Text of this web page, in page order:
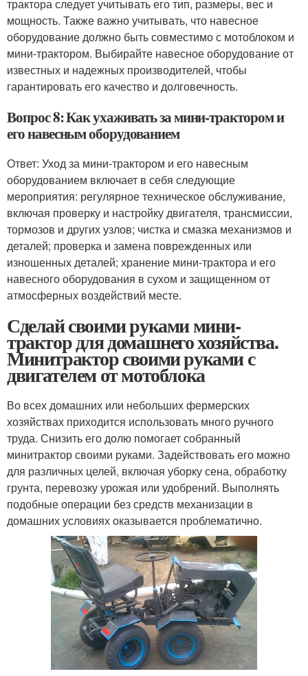
трактора следует учитывать его тип, размеры, вес и
мощность. Также важно учитывать, что навесное
оборудование должно быть совместимо с мотоблоком и
мини-трактором. Выбирайте навесное оборудование от
известных и надежных производителей, чтобы
гарантировать его качество и долговечность.
Вопрос 8: Как ухаживать за мини-трактором и
его навесным оборудованием
Ответ: Уход за мини-трактором и его навесным
оборудованием включает в себя следующие
мероприятия: регулярное техническое обслуживание,
включая проверку и настройку двигателя, трансмиссии,
тормозов и других узлов; чистка и смазка механизмов и
деталей; проверка и замена поврежденных или
изношенных деталей; хранение мини-трактора и его
навесного оборудования в сухом и защищенном от
атмосферных воздействий месте.
Сделай своими руками мини-
трактор для домашнего хозяйства.
Минитрактор своими руками с
двигателем от мотоблока
Во всех домашних или небольших фермерских
хозяйствах приходится использовать много ручного
труда. Снизить его долю помогает собранный
минитрактор своими руками. Задействовать его можно
для различных целей, включая уборку сена, обработку
грунта, перевозку урожая или удобрений. Выполнять
подобные операции без средств механизации в
домашних условиях оказывается проблематично.